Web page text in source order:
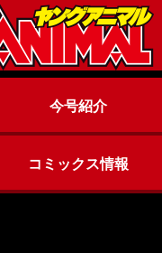
今号紹介
ヤングアニマル
ヤングアニマルZERO
コミックス情報